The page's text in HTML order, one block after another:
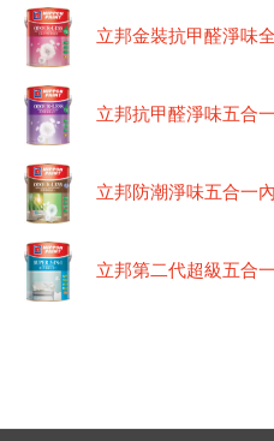
立邦金裝抗甲醛淨味
立邦抗甲醛淨味五合
立邦防潮淨味五合一
立邦第二代超級五合